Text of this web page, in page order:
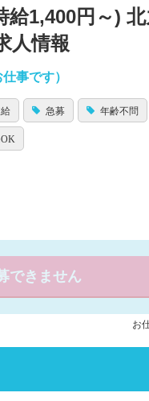
1,400円～) 北
人情報
事です）
急募 年齢不問
できません
お